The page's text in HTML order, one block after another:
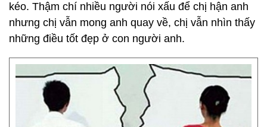
kéo. Thậm chí nhiều người nói xấu để chị hận anh
nhưng chị vẫn mong anh quay về, chị vẫn nhìn thấy
những điều tốt đẹp ở con người anh.